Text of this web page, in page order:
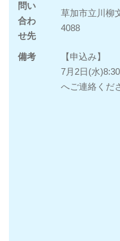
問い
合わ
せ先
草加市立川柳
4088
備考
【申込み】
7月2日(水
へご連絡くだ